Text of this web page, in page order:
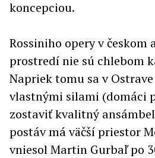
koncepciou.
Rossiniho opery v českom
prostredí nie sú chlebom
Napriek tomu sa v
vlastnými silami (domáci
zostaviť kvalitný
postáv má väčší priestor
vniesol Martin Gurbaľ po